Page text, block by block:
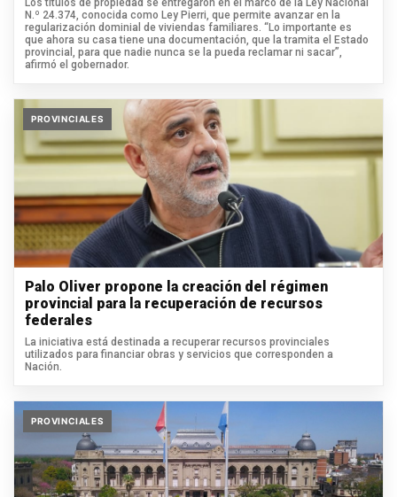
Los títulos de propiedad se entregaron en el marco de la Ley Nacional
N.º 24.374, conocida como Ley Pierri, que permite avanzar en la
regularización dominial de viviendas familiares. “Lo importante es
que ahora su casa tiene una documentación, que la tramita el Estado
provincial, para que nadie nunca se la pueda reclamar ni sacar”,
afirmó el gobernador.
PROVINCIALES
Palo Oliver propone la creación del régimen
provincial para la recuperación de recursos
federales
La iniciativa está destinada a recuperar recursos provinciales
utilizados para financiar obras y servicios que corresponden a
Nación.
PROVINCIALES